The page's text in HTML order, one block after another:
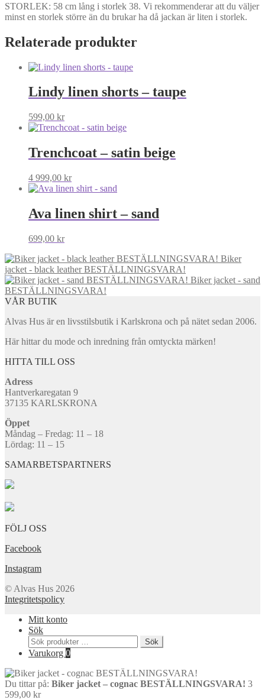
STORLEK: 58 cm lång i storlek 38. Vi rekommenderar att du väljer
minst en storlek större än du brukar ha då jackan är liten i storlek.
Relaterade produkter
Lindy linen shorts – taupe
599,00 kr
Trenchcoat – satin beige
4 999,00 kr
Ava linen shirt – sand
699,00 kr
Biker
jacket - black leather BESTÄLLNINGSVARA!
Biker jacket - sand
BESTÄLLNINGSVARA!
VÅR BUTIK
Alvas Hus är en livsstilsbutik i Karlskrona och på nätet sedan 2006.
Här hittar du mode och inredning från omtyckta märken!
HITTA TILL OSS
Adress
Hantverkaregatan 9
37135 KARLSKRONA
Öppet
Måndag – Fredag: 11 – 18
Lördag: 11 – 15
SAMARBETSPARTNERS
FÖLJ OSS
Facebook
Instagram
© Alvas Hus 2026
Integritetspolicy
Mitt konto
Sök
Sök
efter:
Sök
Varukorg 0
Du tittar på: Biker jacket – cognac BESTÄLLNINGSVARA! 3
599,00 kr